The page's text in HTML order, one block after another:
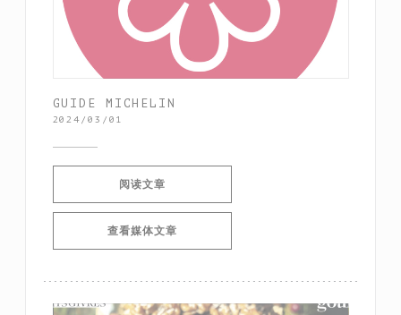
GUIDE MICHELIN
2024/03/01
阅读文章((在新窗口中打开))
查看媒体文章((在新窗口中打开))